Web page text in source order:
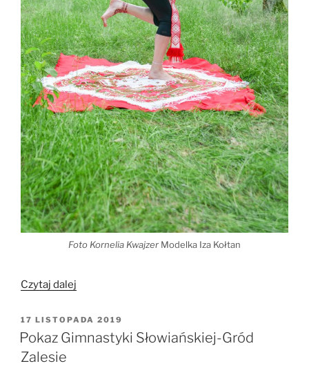
Foto Kornelia Kwajzer Modelka Iza Kołtan
Czytaj dalej
na
ból
OPUBLIKOWANE
W
17 LISTOPADA 2019
Pokaz Gimnastyki Słowiańskiej-Gród
Zalesie